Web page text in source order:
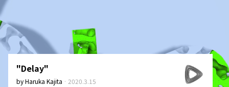
"Delay"
byHaruka Kajita · 2020.3.15